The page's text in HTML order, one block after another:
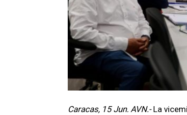
Caracas, 15 Jun. AVN.- La